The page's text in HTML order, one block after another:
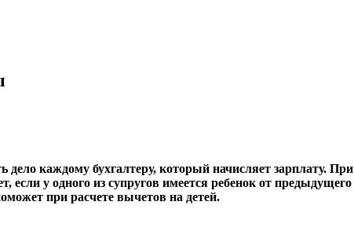
каждому бухгалтеру, который начисляет зарплату. При
если у одного из супругов имеется ребенок от
при расчете вычетов на детей.